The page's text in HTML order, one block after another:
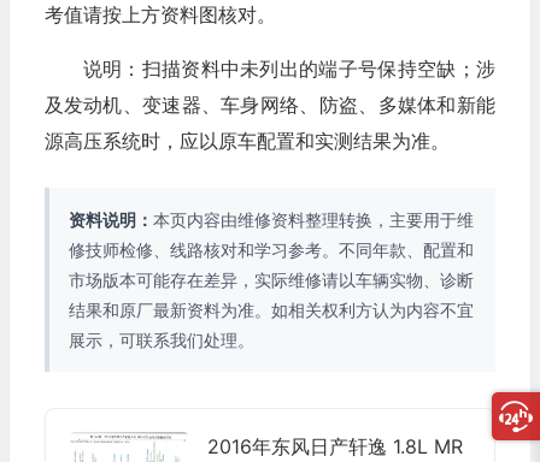
考值请按上方资料图核对。
说明：扫描资料中未列出的端子号保持空缺；涉
及发动机、变速器、车身网络、防盗、多媒体和新能
源高压系统时，应以原车配置和实测结果为准。
资料说明： 本页内容由维修资料整理转换，主要用于维
修技师检修、线路核对和学习参考。不同年款、配置和
市场版本可能存在差异，实际维修请以车辆实物、诊断
结果和原厂最新资料为准。如相关权利方认为内容不宜
展示，可联系我们处理。
2016年东风日产轩逸 1.8L MR